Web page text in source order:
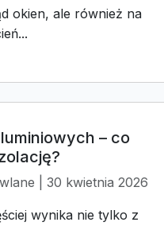
okien, ale również na
– co
| 30 kwietnia 2026
wynika nie tylko z